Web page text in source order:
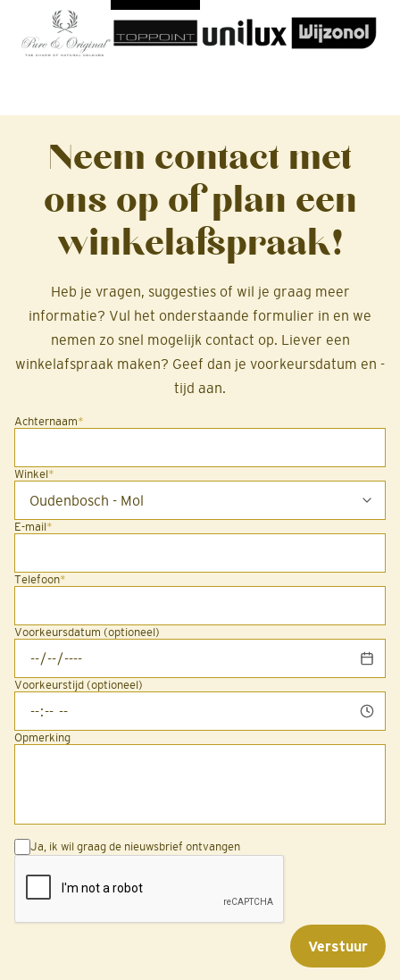
Neem contact met
ons op of plan een
winkelafspraak!
Heb je vragen, suggesties of wil je graag meer
informatie? Vul het onderstaande formulier in en we
nemen zo snel mogelijk contact op. Liever een
winkelafspraak maken? Geef dan je voorkeursdatum en -
tijd aan.
Achternaam*
Winkel*
E-mail*
Telefoon*
Voorkeursdatum (optioneel)
Voorkeurstijd (optioneel)
Opmerking
Ja, ik wil graag de nieuwsbrief ontvangen